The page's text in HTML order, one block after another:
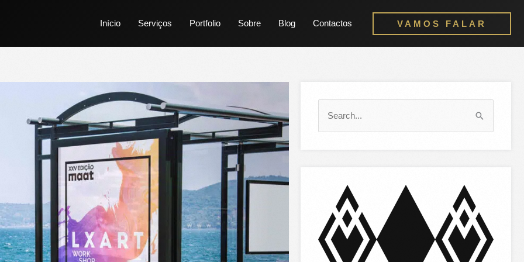
Início Serviços Portfolio Sobre Blog Contactos VAMOS FALAR
o